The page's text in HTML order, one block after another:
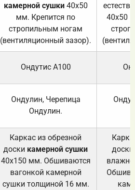
камерной сушки40х50
мм. Крепится по
стропильным ногам
(вентиляционный зазор).
40х50
Ондутис А100
Ондулин, Черепица
Ондулин.
Каркас из обрезной
доски камерной сушки
40х150 мм. Обшиваются
вагонкой камерной
сушки толщиной 16 мм.
доски